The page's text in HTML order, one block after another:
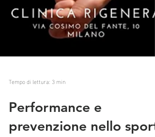
Tempo di lettura: 3 min